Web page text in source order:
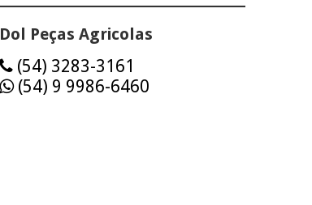
Dol Peças Agricolas
(54) 3283-3161
(54) 9 9986-6460